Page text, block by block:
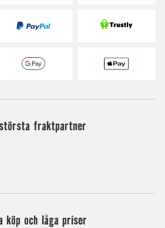
fraktpartner
köp och låga priser